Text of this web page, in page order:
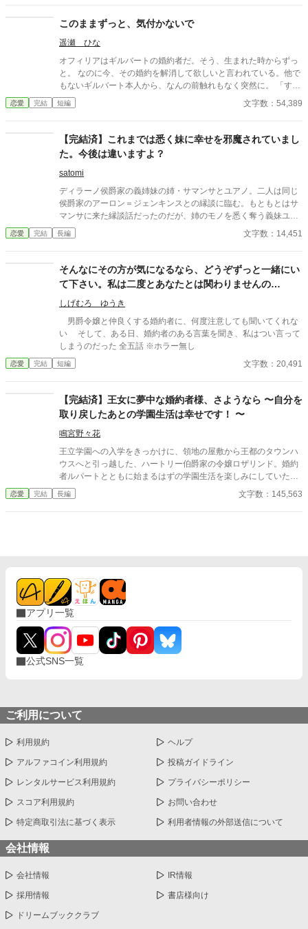
このままずっと、気付かないで
遥瀬 ひな
オフィリアはギルバートの婚約者だ。そう、生まれた時からずっ
と。 なのに今、その婚約を解消して欲しいと言われている。他で
もないギルバート本人から、なんの前触れもなく突然に。 「すま
ない、オフィリア。」 「畏まりました、王太子殿下。」 そう答え
るしかない、わたくし。それ以外の答えなど求められてはいない
恋愛 完結 短編 文字数：54,389
【完結済】これまでは悉く妹に幸せを邪魔されていまし
た。今後は違いますよ？
satomi
ディラーノ侯爵家の義姉妹の姉・サマンサとユアノ。二人は同じ
侯爵家のアーロン＝ジェンキンスとの縁談に臨む。もともとはサ
マンサに来た縁談話だったのだが、姉のモノを悉く奪う義妹ユア
ノがお父様に「見合いの席に同席したい」と懇願し、何故かディ
ラーノ家からは二人の娘が見合いの席に。 結果、ユアノがアーロ
恋愛 完結 長編 文字数：14,451
そんなにその方が気になるなら、どうぞずっと一緒にい
て下さい。私は二度とあなたとは関わりませんの
で……。
しげむろ ゆうき
男爵令嬢と仲良くする婚約者に、何度注意しても聞いてくれな
い そして、ある日、婚約者のある言葉を聞き、私はつい言って
しまうのだった 全五話 ※ホラー無し
恋愛 完結 短編 文字数：20,491
【完結済】王女に夢中な婚約者様、さようなら 〜自分を
取り戻したあとの学園生活は幸せです！ 〜
鳴宮野々花
王立学園への入学をきっかけに、領地の屋敷から王都のタウンハ
ウスへと引っ越した、ハートリー伯爵家の令嬢ロザリンド。婚約
者ルパートとともに始まるはずの学園生活を楽しみにしていた。
けれど現実は、王女殿下のご機嫌を取るための、ルパートからの
理不尽な命令の連続。 「かつらと黒縁眼鏡の着用必須」「王女殿
れる。 けれど、深く傷つきながら長期休暇を迎えたロザリンドの
もとに届いたのは、兄の友人であり王国騎士団に属する公爵令息
クライヴからの婚約の申し出だった。 暗黒の一学期が嘘のよう
に、幸せな長期休暇を過ごしたロザリンド。けれど新学期を迎え
ると、エメライン王女が接触してきて……。 ※10万文字超えそう
なので長編に変更します。 ※この作品は小説家になろう、カクヨ
ムにも投稿しています。
恋愛 完結 長編 文字数：145,563
アプリ一覧
公式SNS一覧
ご利用について
利用規約 ヘルプ
アルファコイン利用規約 投稿ガイドライン
レンタルサービス利用規約 プライバシーポリシー
スコア利用規約 お問い合わせ
特定商取引法に基づく表示 利用者情報の外部送信について
会社情報
会社情報 IR情報
採用情報 書店様向け
ドリームブッククラブ